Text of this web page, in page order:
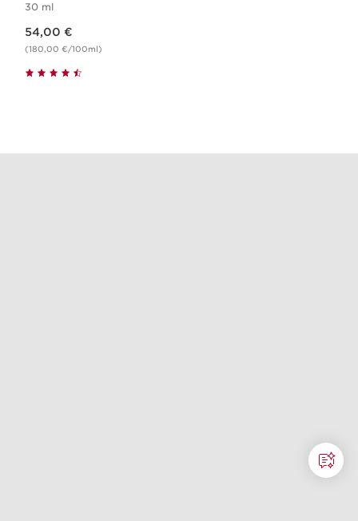
30 ml
54,00 €
(180,00 €/100ml)